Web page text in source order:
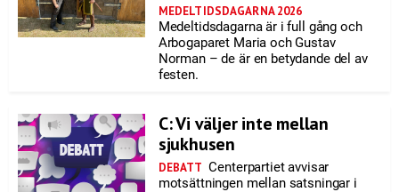
MEDELTIDSDAGARNA 2026
Medeltidsdagarna är i full gång och
Arbogaparet Maria och Gustav
Norman – de är en betydande del av
festen.
C: Vi väljer inte mellan
sjukhusen
DEBATT Centerpartiet avvisar
motsättningen mellan satsningar i